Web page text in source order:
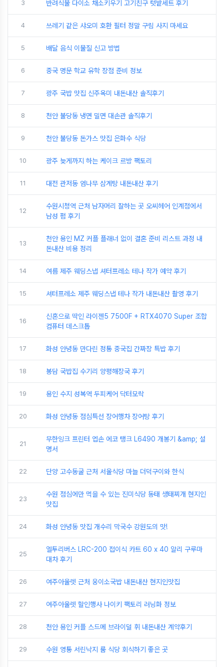
3 반려식물 다이소 채소키우기 고기친구 텃밭세트 후기
4 쓰레기 같은 샤오미 호환 필터 정말 구림 사지 마세요
5 배달 음식 이물질 신고 방법
6 중국 명문 학교 유학 장점 준비 정보
7 광주 국밥 맛집 신주옥미 내돈내산 솔직후기
8 천안 불당동 냉면 밀면 대손관 솔직후기
9 천안 불당동 돈가스 맛집 은화수 식당
10 광주 늦게까지 하는 케이크 르방 팩토리
11 대전 관저동 엄나무 삼계탕 내돈내산 후기
12
수원시청역 근처 남자머리 잘하는 곳 오씨헤어 인계점에서
남성 펌 후기
13
천안 용인 MZ 커플 플래너 없이 결혼 준비 리스트 과정 내
돈내산 비용 정리
14 여름 제주 웨딩스냅 셔터프레소 테나 작가 예약 후기
15 셔터프레소 제주 웨딩스냅 테나 작가 내돈내산 촬영 후기
16
신혼으로 딱인 라이젠5 7500F + RTX4070 Super 조합
컴퓨터 데스크톱
17 화성 안녕동 만다린 정통 중국집 간짜장 특밥 후기
18 봉담 국밥집 수기리 양평해장국 후기
19 용인 수지 성복역 두피케어 닥터모락
20 화성 안녕동 점심특선 장어행차 장어탕 후기
21
무한잉크 프린터 엡손 에코 탱크 L6490 개봉기 &amp; 설
명서
22 단양 고수동굴 근처 서울식당 마늘 더덕구이와 한식
23
수원 점심에만 먹을 수 있는 진미식당 동태 생태찌개 현지인
맛집
24 화성 안녕동 맛집 개수리 막국수 강원도의 맛!
25
엘투리버스 LRC-200 접이식 카트 60 x 40 알리 구루마
대차 후기
26 여주아울렛 근처 웅이소국밥 내돈내산 현지인맛집
27 여주아울렛 할인행사 나이키 팩토리 러닝화 정보
28 천안 용인 커플 스드메 브라이덜 휘 내돈내산 계약후기
29 수원 영통 서린낙지 룸 식당 회식하기 좋은 곳